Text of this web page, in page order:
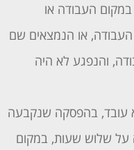
העבודה או
העבודה, או הנמצאים שם
והנפגע לא היה
עובד, בהפסקה שנקבעה
על שלוש שעות, במקום